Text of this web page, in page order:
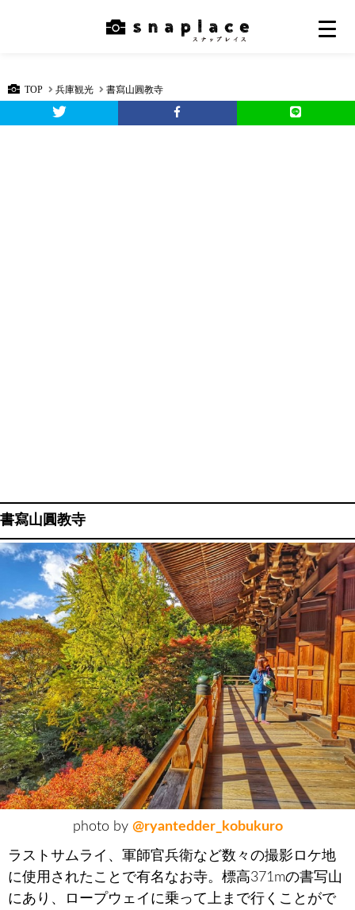
TOP 兵庫観光 書寫山圓教寺
書寫山圓教寺
photo by @ryantedder_kobukuro
ラストサムライ、軍師官兵衛など数々の撮影ロケ地
に使用されたことで有名なお寺。標高371mの書写山
にあり、ロープウェイに乗って上まで行くことがで